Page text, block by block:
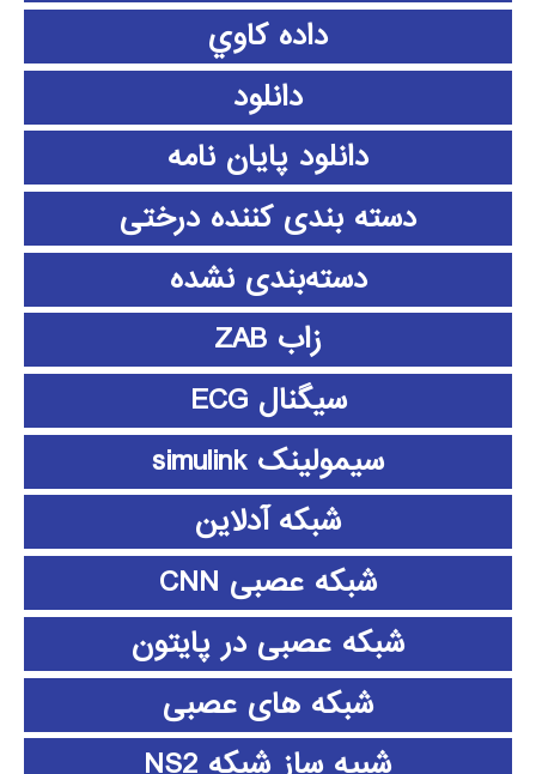
داده كاوي
دانلود
دانلود پايان نامه
دسته بندی کننده درختی
دسته‌بندی نشده
زاب ZAB
سیگنال ECG
سیمولینک simulink
شبکه آدلاین
شبکه عصبی CNN
شبکه عصبی در پایتون
شبکه های عصبی
شبیه ساز شبکه NS2